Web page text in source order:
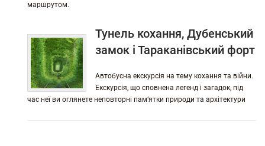
маршрутом.
Тунель кохання, Дубенський
замок і Тараканівський форт
Автобусна екскурсія на тему кохання та війни.
Екскурсія, що сповнена легенд і загадок, під
час неї ви оглянете неповторні пам’ятки природи та архітектури